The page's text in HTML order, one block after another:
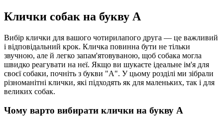
Клички собак на букву А
Вибір клички для вашого чотирилапого друга — це важливий
і відповідальний крок. Кличка повинна бути не тільки
звучною, але й легко запам'ятовуваною, щоб собака могла
швидко реагувати на неї. Якщо ви шукаєте ідеальне ім'я для
своєї собаки, почніть з букви "А". У цьому розділі ми зібрали
різноманітні клички, які підходять як для маленьких, так і для
великих собак.
Чому варто вибирати клички на букву А